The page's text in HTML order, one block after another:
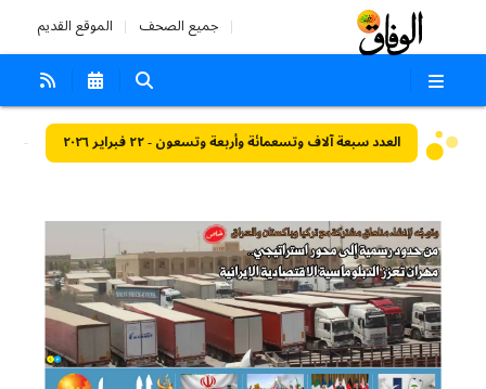
جميع الصحف الموقع القديم
العدد سبعة آلاف وتسعمائة وأربعة وتسعون - ٢٢ فبراير ٢٠٢٦